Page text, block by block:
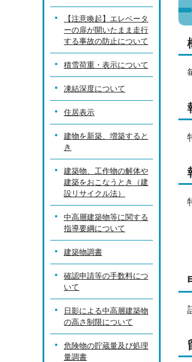
【注意喚起】エレベータ
ーの扉が開いたまま走行
する事故の防止について
積雪荷重・表示について
凍結深度について
住居表示
建物を新築、増築すると
き
建築物、工作物の解体や
建築をおこなうとき（建
設リサイクル法）
中高層建築物等に関する
指導要綱について
建築物調書
確認申請等の手数料につ
いて
日影による中高層建築物
の高さ制限について
危険物の貯蔵量及び処理
量調書